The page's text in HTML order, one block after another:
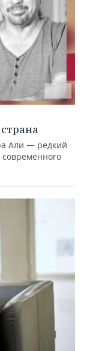
Али — редкий